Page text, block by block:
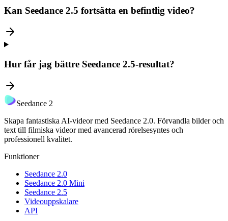
Kan Seedance 2.5 fortsätta en befintlig video?
Hur får jag bättre Seedance 2.5-resultat?
Seedance 2
Skapa fantastiska AI-videor med Seedance 2.0. Förvandla bilder och
text till filmiska videor med avancerad rörelsesyntes och
professionell kvalitet.
Funktioner
Seedance 2.0
Seedance 2.0 Mini
Seedance 2.5
Videouppskalare
API